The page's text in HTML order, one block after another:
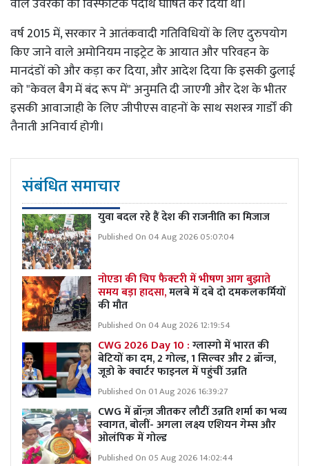
वर्ष 2015 में, सरकार ने आतंकवादी गतिविधियों के लिए दुरुपयोग
किए जाने वाले अमोनियम नाइट्रेट के आयात और परिवहन के
मानदंडों को और कड़ा कर दिया, और आदेश दिया कि इसकी ढुलाई
को "केवल बैग में बंद रूप में" अनुमति दी जाएगी और देश के भीतर
इसकी आवाजाही के लिए जीपीएस वाहनों के साथ सशस्त्र गार्डों की
तैनाती अनिवार्य होगी।
संबंधित समाचार
युवा बदल रहे हैं देश की राजनीति का मिजाज
Published On 04 Aug 2026 05:07:04
नोएडा की चिप फैक्टरी में भीषण आग बुझाते
समय बड़ा हादसा,मलबे में दबे दो दमकलकर्मियों
की मौत
Published On 04 Aug 2026 12:19:54
CWG 2026 Day 10 :ग्लास्गो में भारत की
बेटियों का दम, 2 गोल्ड, 1 सिल्वर और 2 ब्रॉन्ज,
जूडो के क्वार्टर फाइनल में पहुंचीं उन्नति
Published On 01 Aug 2026 16:39:27
CWG में ब्रॉन्ज़ जीतकर लौटीं उन्नति शर्मा का भव्य
स्वागत, बोलीं- अगला लक्ष्य एशियन गेम्स और
ओलंपिक में गोल्ड
Published On 05 Aug 2026 14:02:44